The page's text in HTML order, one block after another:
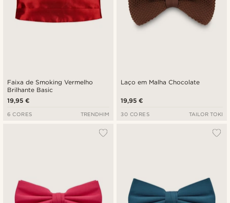
Faixa de Smoking Vermelho
Brilhante Basic
19,95 €
6 CORES TRENDHIM
Laço em Malha Chocolate
19,95 €
30 CORES TAILOR TOKI